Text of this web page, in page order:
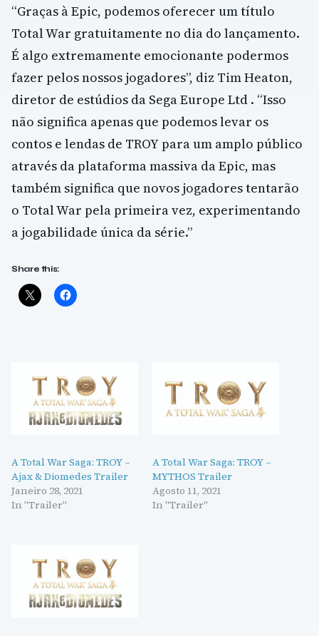
“Graças à Epic, podemos oferecer um título
Total War gratuitamente no dia do lançamento.
É algo extremamente emocionante podermos
fazer pelos nossos jogadores”, diz Tim Heaton,
diretor de estúdios da Sega Europe Ltd . “Isso
não significa apenas que podemos levar os
contos e lendas de TROY para um amplo público
através da plataforma massiva da Epic, mas
também significa que novos jogadores tentarão
o Total War pela primeira vez, experimentando
a jogabilidade única da série.”
Share this:
A Total War Saga: TROY –
Ajax & Diomedes Trailer
Janeiro 28, 2021
In "Trailer"
A Total War Saga: TROY –
MYTHOS Trailer
Agosto 11, 2021
In "Trailer"